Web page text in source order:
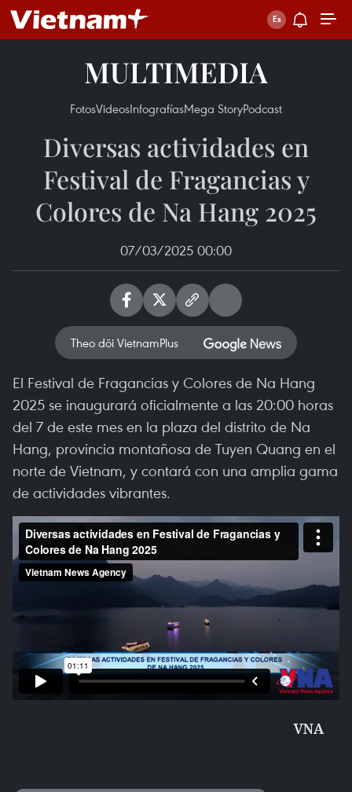
MULTIMEDIA
FotosVideosInfografíasMega StoryPodcast
Diversas actividades en
Festival de Fragancias y
Colores de Na Hang 2025
07/03/2025 00:00
Theo dõi VietnamPlus
El Festival de Fragancias y Colores de Na Hang
2025 se inaugurará oficialmente a las 20:00 horas
del 7 de este mes en la plaza del distrito de Na
Hang, provincia montañosa de Tuyen Quang en el
norte de Vietnam, y contará con una amplia gama
de actividades vibrantes.
VNA